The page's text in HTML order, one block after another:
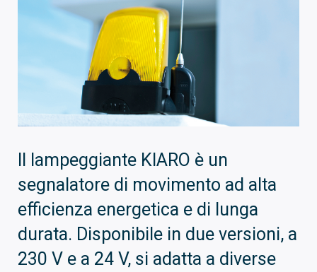
Il lampeggiante KIARO è un
segnalatore di movimento ad alta
efficienza energetica e di lunga
durata. Disponibile in due versioni, a
230 V e a 24 V, si adatta a diverse